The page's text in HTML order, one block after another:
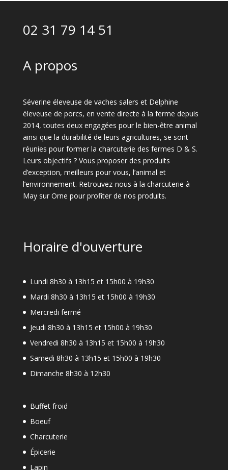
02 31 79 14 51
A propos
Séverine éleveuse de vaches salers et Delphine
éleveuse de porcs, en vente directe à la ferme depuis
2014, toutes deux engagées pour le bien-être animal
ainsi que la durabilité de leurs agricultures, se sont
réunies pour former la charcuterie des fermes D & S.
Leurs objectifs ? Vous proposer des produits
d’exception, meilleurs pour vous, l’animal et
l’environnement. Retrouvez-nous à la charcuterie à
May sur Orne pour profiter de nos produits.
Horaire d'ouverture
Lundi 8h30 à 13h15 et 15h00 à 19h30
Mardi 8h30 à 13h15 et 15h00 à 19h30
Mercredi fermé
Jeudi 8h30 à 13h15 et 15h00 à 19h30
Vendredi 8h30 à 13h15 et 15h00 à 19h30
Samedi 8h30 à 13h15 et 15h00 à 19h30
Dimanche 8h30 à 12h30
Buffet froid
Boeuf
Charcuterie
Épicerie
Lapin